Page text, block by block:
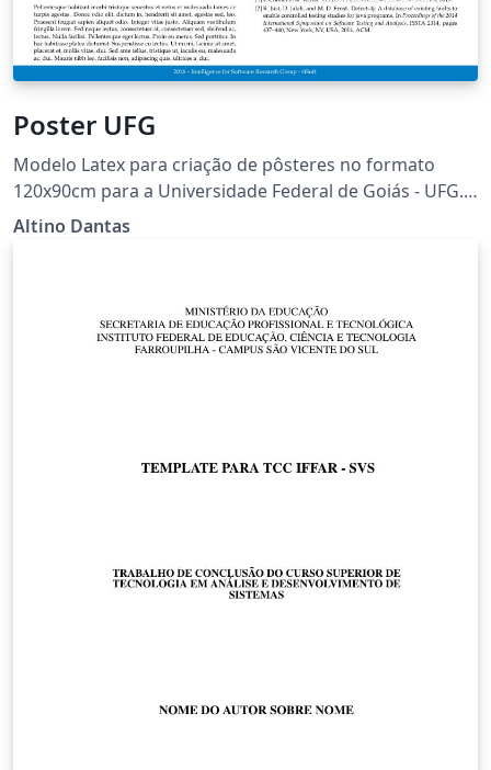
Poster UFG
Modelo Latex para criação de pôsteres no formato
120x90cm para a Universidade Federal de Goiás - UFG.
Este projeto é mantido em
Altino Dantas